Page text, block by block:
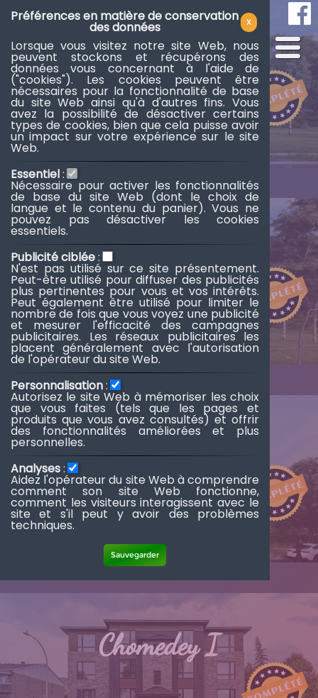
514-808-9282 N 514-296-9464
EN
Laval-Ouest
Ste-Rose
Chomedey II
Chomedey I
X
Préférences en matière de conservation
des données
Lorsque vous visitez notre site Web, nous
peuvent stockons et récupérons des
données vous concernant à l'aide de
("cookies"). Les cookies peuvent être
nécessaires pour la fonctionnalité de base
du site Web ainsi qu'à d'autres fins. Vous
avez la possibilité de désactiver certains
types de cookies, bien que cela puisse avoir
un impact sur votre expérience sur le site
Web.
Essentiel:
Nécessaire pour activer les fonctionnalités
de base du site Web (dont le choix de
langue et le contenu du panier). Vous ne
pouvez pas désactiver les cookies
essentiels.
Publicité ciblée:
N'est pas utilisé sur ce site présentement.
Peut-être utilisé pour diffuser des publicités
plus pertinentes pour vous et vos intérêts.
Peut également être utilisé pour limiter le
nombre de fois que vous voyez une publicité
et mesurer l'efficacité des campagnes
publicitaires. Les réseaux publicitaires les
placent généralement avec l'autorisation
de l'opérateur du site Web.
Personnalisation:
Autorisez le site Web à mémoriser les choix
que vous faites (tels que les pages et
produits que vous avez consultés) et offrir
des fonctionnalités améliorées et plus
personnelles.
Analyses:
Aidez l'opérateur du site Web à comprendre
comment son site Web fonctionne,
comment les visiteurs interagissent avec le
site et s'il peut y avoir des problèmes
techniques.
Sauvegarder